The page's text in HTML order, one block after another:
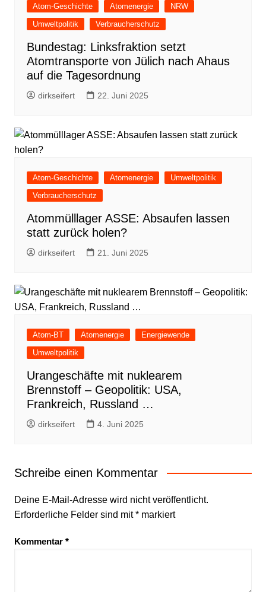
Atom-Geschichte Atomenergie
NRW
Umweltpolitik
Verbraucherschutz
Bundestag: Linksfraktion setzt
Atomtransporte von Jülich nach Ahaus
auf die Tagesordnung
dirkseifert 22. Juni 2025
Atom-Geschichte Atomenergie
Umweltpolitik
Verbraucherschutz
Atommülllager ASSE: Absaufen lassen
statt zurück holen?
dirkseifert 21. Juni 2025
Atom-BT Atomenergie
Energiewende
Umweltpolitik
Urangeschäfte mit nuklearem
Brennstoff – Geopolitik: USA,
Frankreich, Russland …
dirkseifert 4. Juni 2025
Schreibe einen Kommentar
Deine E-Mail-Adresse wird nicht veröffentlicht.
Erforderliche Felder sind mit*markiert
Kommentar *